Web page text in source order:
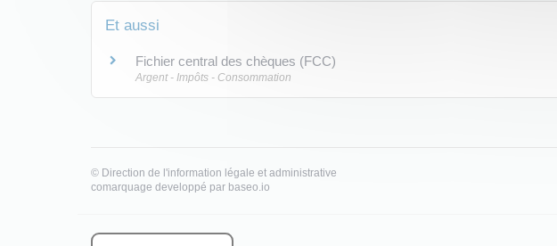
Et aussi
Fichier central des chèques (FCC)
Argent - Impôts - Consommation
© Direction de l'information légale et administrative
comarquage developpé par baseo.io